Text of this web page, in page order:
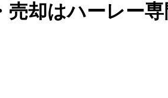
却はハーレー